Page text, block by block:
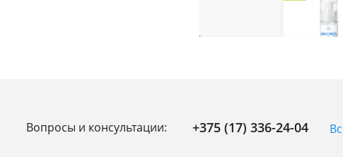
Вопросы и консультации: +375 (17) 336-24-04